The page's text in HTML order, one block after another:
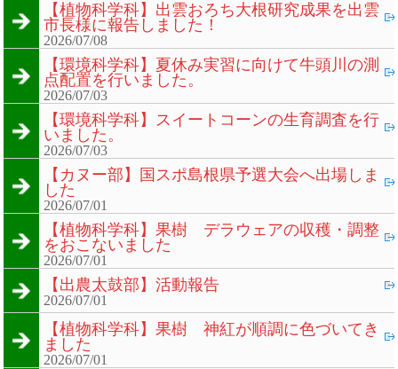
【植物科学科】出雲おろち大根研究成果を出雲
市長様に報告しました！
2026/07/08
【環境科学科】夏休み実習に向けて牛頭川の測
点配置を行いました。
2026/07/03
【環境科学科】スイートコーンの生育調査を行
いました。
2026/07/03
【カヌー部】国スポ島根県予選大会へ出場しま
した
2026/07/01
【植物科学科】果樹 デラウェアの収穫・調整
をおこないました
2026/07/01
【出農太鼓部】活動報告
2026/07/01
【植物科学科】果樹 神紅が順調に色づいてき
ました
2026/07/01